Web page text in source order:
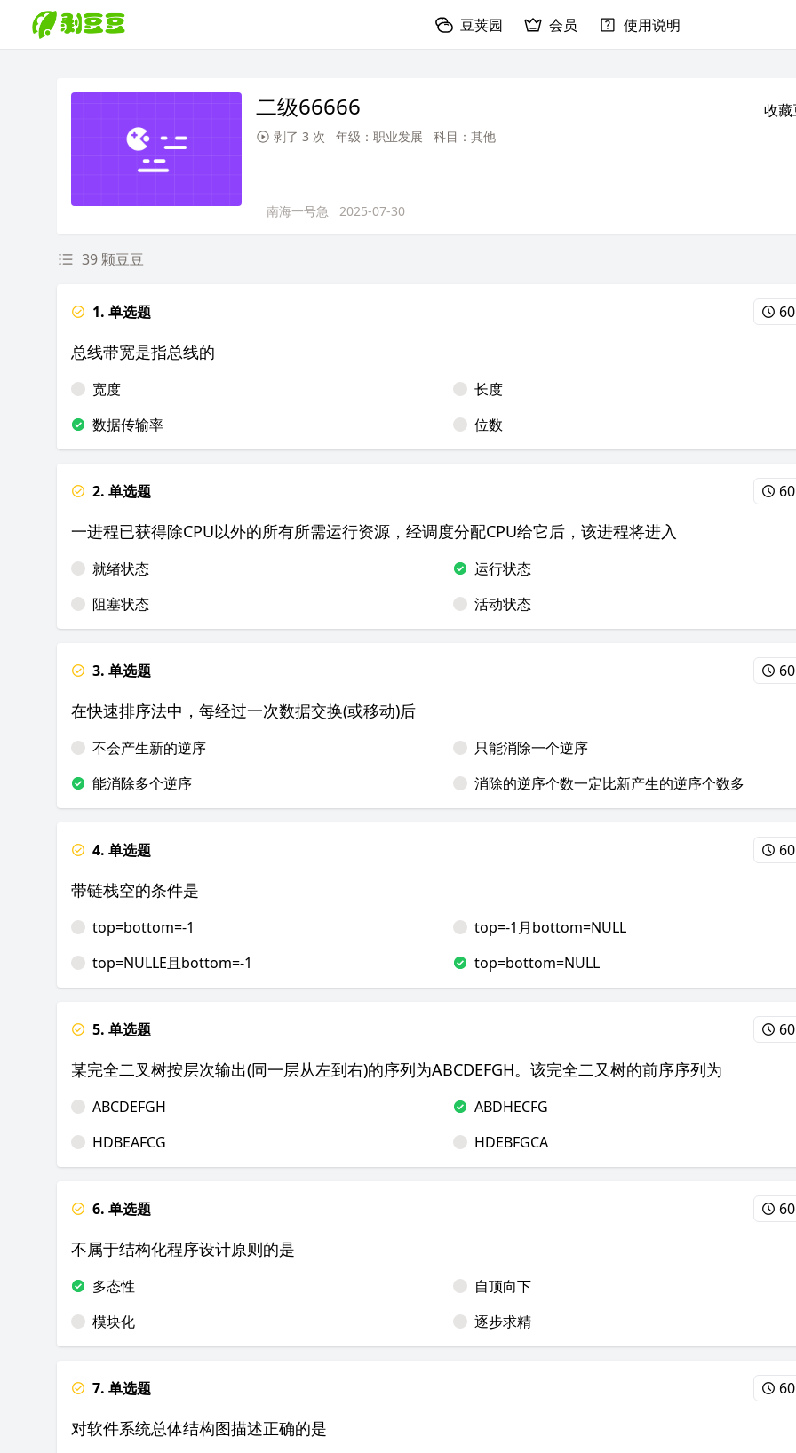
豆荚园 会员 使用说明
二级66666 收
剥了 3 次 年级：职业发展 科目：其他
南海一号急 2025-07-30
39 颗豆豆
1. 单选题
总线带宽是指总线的
宽度
长度
数据传输率
位数
2. 单选题
一进程已获得除CPU以外的所有所需运行资源，经调度分配CPU给它后，该进程将进入
就绪状态
运行状态
阻塞状态
活动状态
3. 单选题
在快速排序法中，每经过一次数据交换(或移动)后
不会产生新的逆序
只能消除一个逆序
能消除多个逆序
消除的逆序个数一定比新产生的逆序个数多
4. 单选题
带链栈空的条件是
top=bottom=-1
top=-1月bottom=NULL
top=NULLE且bottom=-1
top=bottom=NULL
5. 单选题
某完全二叉树按层次输出(同一层从左到右)的序列为ABCDEFGH。该完全二又树的前序序列为
ABCDEFGH
ABDHECFG
HDBEAFCG
HDEBFGCA
6. 单选题
不属于结构化程序设计原则的是
多态性
自顶向下
模块化
逐步求精
7. 单选题
对软件系统总体结构图描述正确的是